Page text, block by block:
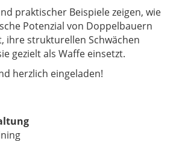
praktischer Beispiele zeigen, wie
Potenzial von Doppelbauern
ihre strukturellen Schwächen
gezielt als Waffe einsetzt.
herzlich eingeladen!